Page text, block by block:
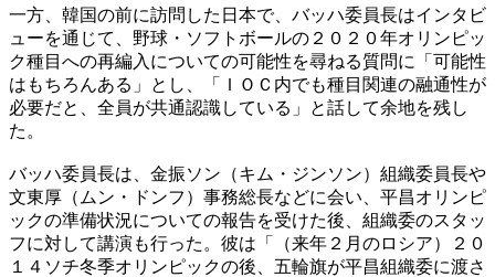
一方、韓国の前に訪問した日本で、バッハ委員長はインタビ
ューを通じて、野球・ソフトボールの２０２０年オリンピッ
ク種目への再編入についての可能性を尋ねる質問に「可能性
はもちろんある」とし、「ＩＯＣ内でも種目関連の融通性が
必要だと、全員が共通認識している」と話して余地を残し
た。
バッハ委員長は、金振ソン（キム・ジンソン）組織委員長や
文東厚（ムン・ドンフ）事務総長などに会い、平昌オリンピ
ックの準備状況についての報告を受けた後、組織委のスタッ
フに対して講演も行った。彼は「（来年２月のロシア）２０
１４ソチ冬季オリンピックの後、五輪旗が平昌組織委に渡さ